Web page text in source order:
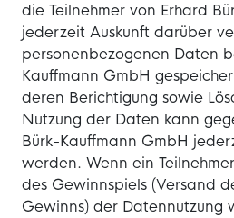
die Teilnehmer von Erhard
jederzeit Auskunft darüber
personenbezogenen Daten
Kauffmann GmbH
deren Berichtigung sowie
Nutzung der Daten kann
Bürk-Kauffmann GmbH
werden. Wenn ein
des Gewinnspiels (Versand
Gewinns) der Datennutzung